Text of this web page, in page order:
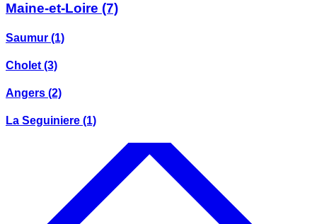
Maine-et-Loire (7)
Saumur (1)
Cholet (3)
Angers (2)
La Seguiniere (1)